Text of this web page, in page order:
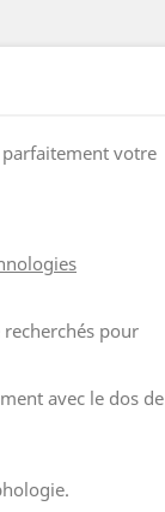
votre
pour
avec le dos de